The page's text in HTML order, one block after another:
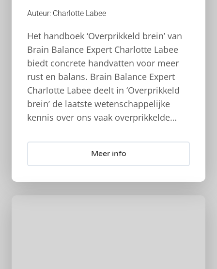
Auteur: Charlotte Labee
Het handboek ‘Overprikkeld brein’ van
Brain Balance Expert Charlotte Labee
biedt concrete handvatten voor meer
rust en balans. Brain Balance Expert
Charlotte Labee deelt in ‘Overprikkeld
brein’ de laatste wetenschappelijke
kennis over ons vaak overprikkelde…
Meer info